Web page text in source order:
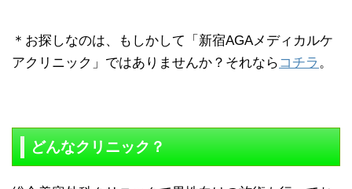
＊お探しなのは、もしかして「新宿AGAメディカルケ
アクリニック」ではありませんか？それなら コチラ 。
どんなクリニック？